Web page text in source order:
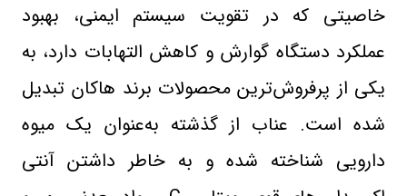
خاصیتی که در تقویت سیستم ایمنی، بهبود
عملکرد دستگاه گوارش و کاهش التهابات دارد، به
یکی از پرفروش‌ترین محصولات برند هاکان تبدیل
شده است. عناب از گذشته به‌عنوان یک میوه
دارویی شناخته شده و به خاطر داشتن آنتی‌